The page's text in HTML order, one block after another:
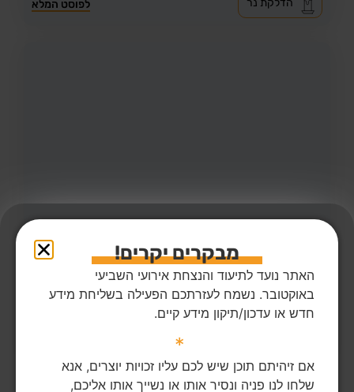
לפוסט המלא הדלקת נר
16צפיות 2הדליקו נר
מאלק אברהים אלקרעאן ז"ל14,אלבאת
מקום רצח:אלבאת בנגב,
מאלק אברהים אלקראען ז"ל נרצח במקום מגוריו בנגב
מבקרים יקרים!
האתר נועד לתיעוד והנצחת אירועי השביעי
באוקטובר. נשמח לעזרתכם הפעילה בשליחת מידע
חדש או עדכון/תיקון מידע קיים.
*
אם זיהיתם תוכן שיש לכם עליו זכויות יוצרים, אנא
שלחו לנו פניה ונסיר אותו או נשייך אותו אליכם,